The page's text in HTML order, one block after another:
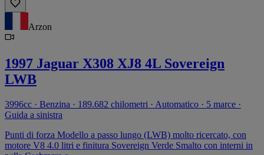
Arzon
1997 Jaguar X308 XJ8 4L Sovereign
LWB
3996cc · Benzina · 189.682 chilometri · Automatico · 5 marce ·
Guida a sinistra
Punti di forza Modello a passo lungo (LWB) molto ricercato, con
motore V8 4.0 litri e finitura Sovereign Verde Smalto con interni in